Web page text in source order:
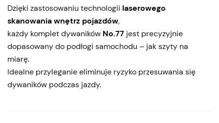
Dzięki zastosowaniu technologii laserowego
skanowania wnętrz pojazdów,
każdy komplet dywaników No.77 jest precyzyjnie
dopasowany do podłogi samochodu – jak szyty na
miarę.
Idealne przyleganie eliminuje ryzyko przesuwania się
dywaników podczas jazdy.